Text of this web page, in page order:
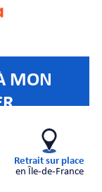
MON
Retrait sur place
en Île-de-France